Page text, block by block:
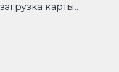
загрузка карты...